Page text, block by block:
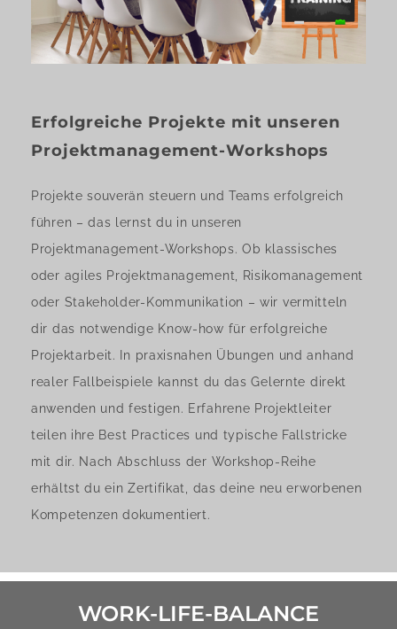
Erfolgreiche Projekte mit unseren
Projektmanagement-Workshops
Projekte souverän steuern und Teams erfolgreich
führen – das lernst du in unseren
Projektmanagement-Workshops. Ob klassisches
oder agiles Projektmanagement, Risikomanagement
oder Stakeholder-Kommunikation – wir vermitteln
dir das notwendige Know-how für erfolgreiche
Projektarbeit. In praxisnahen Übungen und anhand
realer Fallbeispiele kannst du das Gelernte direkt
anwenden und festigen. Erfahrene Projektleiter
teilen ihre Best Practices und typische Fallstricke
mit dir. Nach Abschluss der Workshop-Reihe
erhältst du ein Zertifikat, das deine neu erworbenen
Kompetenzen dokumentiert.
WORK-LIFE-BALANCE